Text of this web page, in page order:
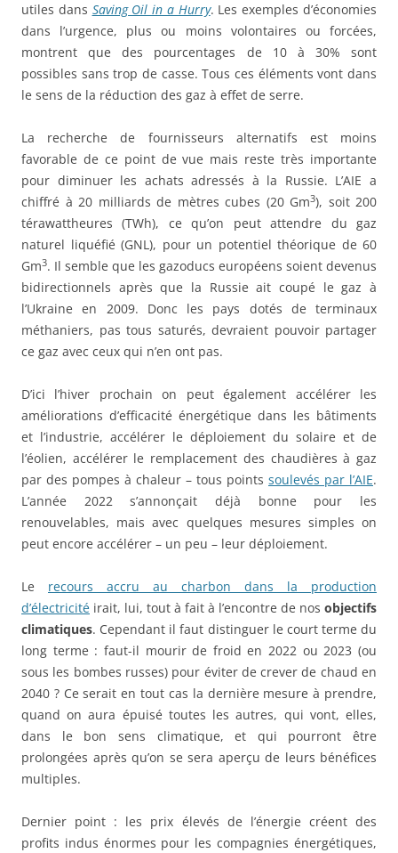
utiles dans Saving Oil in a Hurry. Les exemples d’économies
dans l’urgence, plus ou moins volontaires ou forcées,
montrent que des pourcentages de 10 à 30% sont
possibles sans trop de casse. Tous ces éléments vont dans
le sens de la réduction des gaz à effet de serre.
La recherche de fournisseurs alternatifs est moins
favorable de ce point de vue mais reste très importante
pour diminuer les achats adressés à la Russie. L’AIE a
chiffré à 20 milliards de mètres cubes (20 Gm3), soit 200
térawattheures (TWh), ce qu’on peut attendre du gaz
naturel liquéfié (GNL), pour un potentiel théorique de 60
Gm3. Il semble que les gazoducs européens soient devenus
bidirectionnels après que la Russie ait coupé le gaz à
l’Ukraine en 2009. Donc les pays dotés de terminaux
méthaniers, pas tous saturés, devraient pouvoir partager
ce gaz avec ceux qui n’en ont pas.
D’ici l’hiver prochain on peut également accélérer les
améliorations d’efficacité énergétique dans les bâtiments
et l’industrie, accélérer le déploiement du solaire et de
l’éolien, accélérer le remplacement des chaudières à gaz
par des pompes à chaleur – tous points soulevés par l’AIE.
L’année 2022 s’annonçait déjà bonne pour les
renouvelables, mais avec quelques mesures simples on
peut encore accélérer – un peu – leur déploiement.
Le recours accru au charbon dans la production
d’électricité irait, lui, tout à fait à l’encontre de nos objectifs
climatiques. Cependant il faut distinguer le court terme du
long terme : faut-il mourir de froid en 2022 ou 2023 (ou
sous les bombes russes) pour éviter de crever de chaud en
2040 ? Ce serait en tout cas la dernière mesure à prendre,
quand on aura épuisé toutes les autres, qui vont, elles,
dans le bon sens climatique, et qui pourront être
prolongées après qu’on se sera aperçu de leurs bénéfices
multiples.
Dernier point : les prix élevés de l’énergie créent des
profits indus énormes pour les compagnies énergétiques,